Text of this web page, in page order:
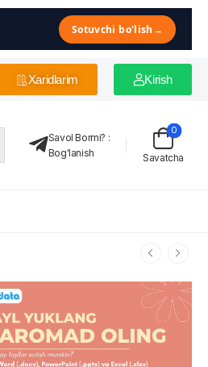
Sotuvchi bo'lish →
Xaridlarim Kirish
Savol Bormi? :
Bog'lanish
Savatcha
0